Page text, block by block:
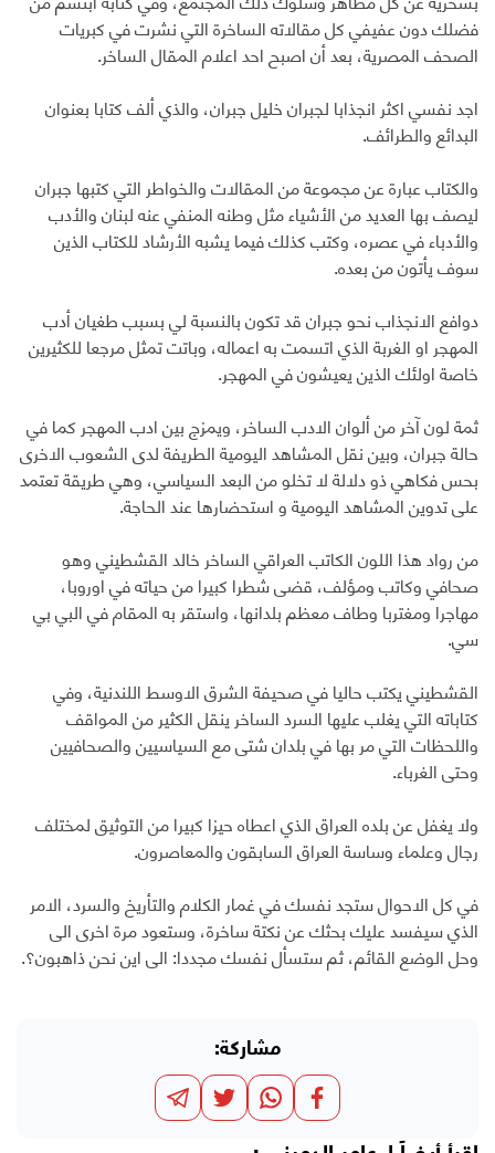
فضلك دون عفيفي كل مقالاته الساخرة التي نشرت في كبريات
الصحف المصرية، بعد أن اصبح احد اعلام المقال الساخر.
اجد نفسي اكثر انجذابا لجبران خليل جبران، والذي ألف كتابا بعنوان
البدائع والطرائف.
والكتاب عبارة عن مجموعة من المقالات والخواطر التي كتبها جبران
ليصف بها العديد من الأشياء مثل وطنه المنفي عنه لبنان والأدب
والأدباء في عصره، وكتب كذلك فيما يشبه الأرشاد للكتاب الذين
سوف يأتون من بعده.
دوافع الانجذاب نحو جبران قد تكون بالنسبة لي بسبب طغيان أدب
المهجر او الغربة الذي اتسمت به اعماله، وباتت تمثل مرجعا للكثيرين
خاصة اولئك الذين يعيشون في المهجر.
ثمة لون آخر من ألوان الادب الساخر، ويمزج بين ادب المهجر كما في
حالة جبران، وبين نقل المشاهد اليومية الطريفة لدى الشعوب الاخرى
بحس فكاهي ذو دلالة لا تخلو من البعد السياسي، وهي طريقة تعتمد
على تدوين المشاهد اليومية و استحضارها عند الحاجة.
من رواد هذا اللون الكاتب العراقي الساخر خالد القشطيني وهو
صحافي وكاتب ومؤلف، قضى شطرا كبيرا من حياته في اوروبا،
مهاجرا ومغتربا وطاف معظم بلدانها، واستقر به المقام في البي بي
سي.
القشطيني يكتب حاليا في صحيفة الشرق الاوسط اللندنية، وفي
كتاباته التي يغلب عليها السرد الساخر ينقل الكثير من المواقف
واللحظات التي مر بها في بلدان شتى مع السياسيين والصحافيين
وحتى الغرباء.
ولا يغفل عن بلده العراق الذي اعطاه حيزا كبيرا من التوثيق لمختلف
رجال وعلماء وساسة العراق السابقون والمعاصرون.
في كل الاحوال ستجد نفسك في غمار الكلام والتأريخ والسرد، الامر
الذي سيفسد عليك بحثك عن نكتة ساخرة، وستعود مرة اخرى الى
وحل الوضع القائم، ثم ستسأل نفسك مجددا: الى اين نحن ذاهبون؟.
مشاركة: